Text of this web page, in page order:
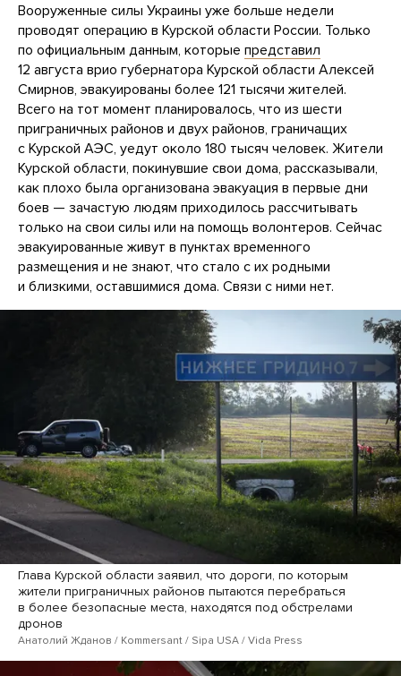
Вооруженные силы Украины уже больше недели
проводят операцию в Курской области России. Только
по официальным данным, которые представил
12 августа врио губернатора Курской области Алексей
Смирнов, эвакуированы более 121 тысячи жителей.
Всего на тот момент планировалось, что из шести
приграничных районов и двух районов, граничащих
с Курской АЭС, уедут около 180 тысяч человек. Жители
Курской области, покинувшие свои дома, рассказывали,
как плохо была организована эвакуация в первые дни
боев — зачастую людям приходилось рассчитывать
только на свои силы или на помощь волонтеров. Сейчас
эвакуированные живут в пунктах временного
размещения и не знают, что стало с их родными
и близкими, оставшимися дома. Связи с ними нет.
Глава Курской области заявил, что дороги, по которым
жители приграничных районов пытаются перебраться
в более безопасные места, находятся под обстрелами
дронов
Анатолий Жданов / Kommersant / Sipa USA / Vida Press